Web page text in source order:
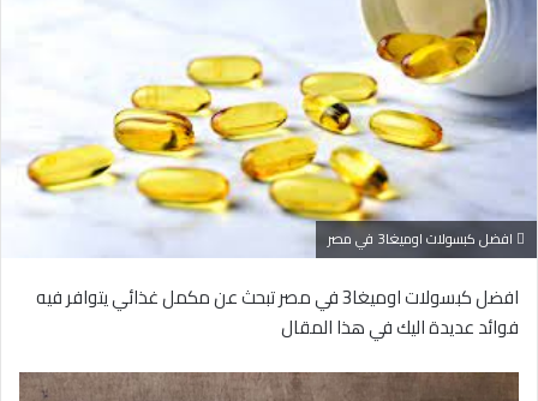
افضل كبسولات اوميغا3 في مصر
افضل كبسولات اوميغا3 في مصر تبحث عن مكمل غذائي يتوافر فيه
فوائد عديدة اليك في هذا المقال